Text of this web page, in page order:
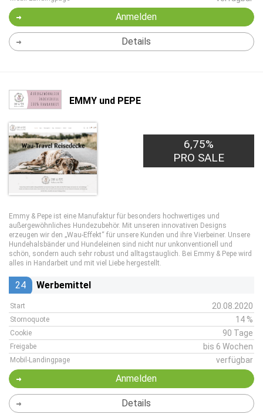
Anmelden
Details
EMMY und PEPE
6,75%
PRO SALE
Emmy & Pepe ist eine Manufaktur für besonders hochwertiges und
außergewöhnliches Hundezubehör. Mit unseren innovativen Designs
erzeugen wir den „Wau-Effekt“ für unsere Kunden und ihre Vierbeiner. Unsere
Hundehalsbänder und Hundeleinen sind nicht nur unkonventionell und
schön, sondern auch sehr robust und alltagstauglich. Bei Emmy & Pepe wird
alles in Handarbeit und mit viel Liebe hergestellt.
24 Werbemittel
Start 20.08.2020
Stornoquote 14 %
Cookie 90 Tage
Freigabe bis 6 Wochen
Mobil-Landingpage verfügbar
Anmelden
Details